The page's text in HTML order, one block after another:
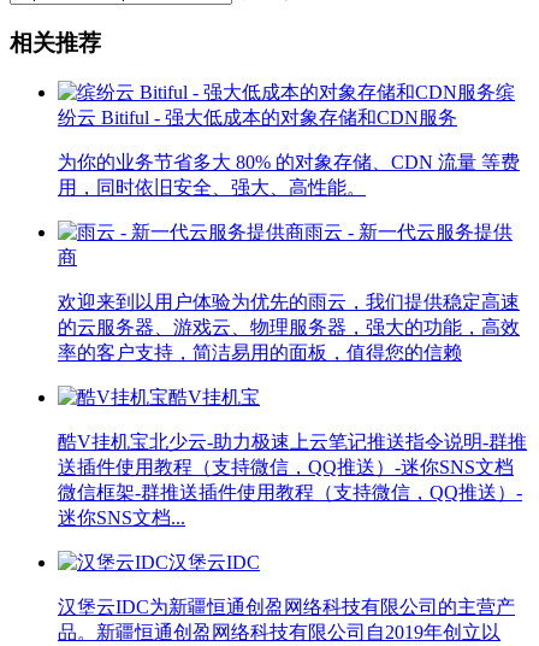
相关推荐
缤
纷云 Bitiful - 强大低成本的对象存储和CDN服务
为你的业务节省多大 80% 的对象存储、CDN 流量 等费
用，同时依旧安全、强大、高性能。
雨云 - 新一代云服务提供
商
欢迎来到以用户体验为优先的雨云，我们提供稳定高速
的云服务器、游戏云、物理服务器，强大的功能，高效
率的客户支持，简洁易用的面板，值得您的信赖
酷V挂机宝
酷V挂机宝北少云-助力极速上云笔记推送指令说明-群推
送插件使用教程（支持微信，QQ推送）-迷你SNS文档
微信框架-群推送插件使用教程（支持微信，QQ推送）-
迷你SNS文档...
汉堡云IDC
汉堡云IDC为新疆恒通创盈网络科技有限公司的主营产
品。新疆恒通创盈网络科技有限公司自2019年创立以